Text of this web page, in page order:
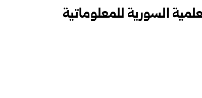
السورية للمعلوماتية